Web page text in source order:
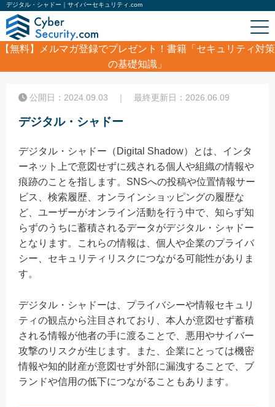
デジタル・シャドー｜サイバーセキュリティ.com
【無料】
メルマガ登録でプレゼント！書籍「セキュリティ対策
の基礎知識」
デジタル・シャドー
公開日：2024.09.03 ｜ 最終更新日：2026.06.09
デジタル・シャドー
デジタル・シャドー（Digital Shadow）とは、インタ
ーネット上で意図せずに残される個人や組織の情報や
痕跡のことを指します。SNSへの投稿や位置情報サー
ビス、検索履歴、オンラインショッピングの履歴な
ど、ユーザーがオンライン活動を行う中で、知らず知
らずのうちに蓄積されるデータがデジタル・シャドー
となります。これらの情報は、個人や企業のプライバ
シー、セキュリティリスクにつながる可能性がありま
す。
デジタル・シャドーは、プライバシーや情報セキュリ
ティの観点から注目されており、本人が意図せず蓄積
される情報が他者の手に渡ることで、悪用やサイバー
攻撃のリスクが生じます。また、企業にとっては機密
情報や知的財産が意図せず外部に漏洩することで、ブ
ランドや信用の低下につながることもあります。